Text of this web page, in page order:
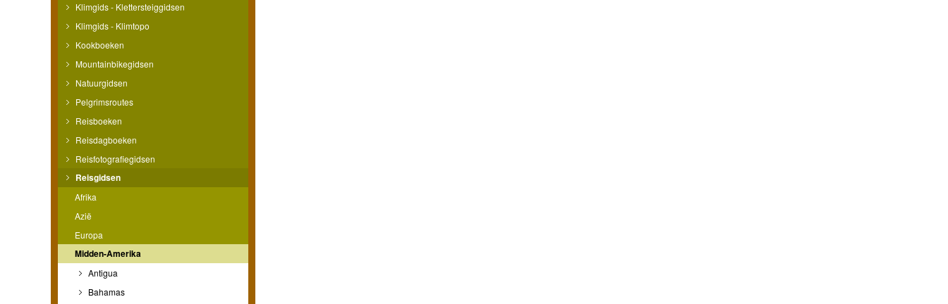
Klimgids - Klettersteiggidsen
Klimgids - Klimtopo
Kookboeken
Mountainbikegidsen
Natuurgidsen
Pelgrimsroutes
Reisboeken
Reisdagboeken
Reisfotografiegidsen
Reisgidsen
Afrika
Azië
Europa
Midden-Amerika
Antigua
Bahamas